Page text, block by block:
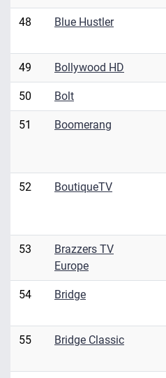
48 Blue Hustler
49 Bollywood HD
50 Bolt
51 Boomerang
52 BoutiqueTV
53
Brazzers TV
Europe
54 Bridge
55 Bridge Classic